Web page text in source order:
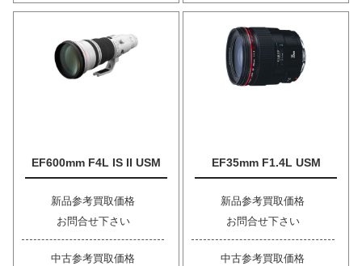
EF600mm F4L IS II USM
新品参考買取価格
お問合せ下さい
中古参考買取価格
EF35mm F1.4L USM
新品参考買取価格
お問合せ下さい
中古参考買取価格